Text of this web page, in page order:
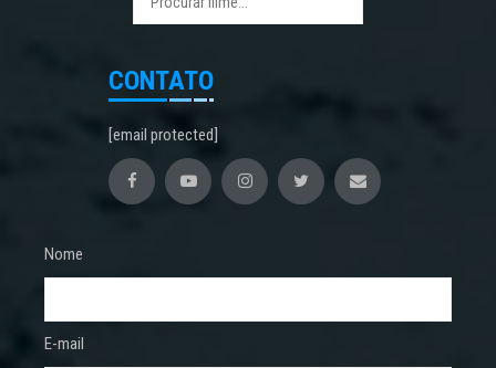
CONTATO
[email protected]
Nome
E-mail